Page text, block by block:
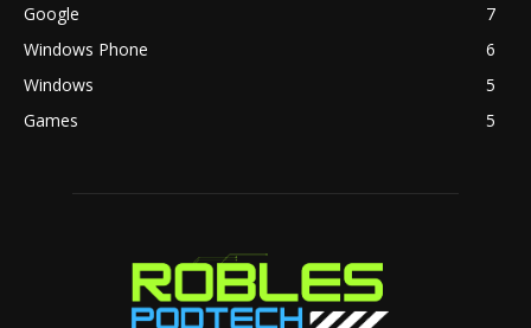
Google
7
Windows Phone
6
Windows
5
Games
5